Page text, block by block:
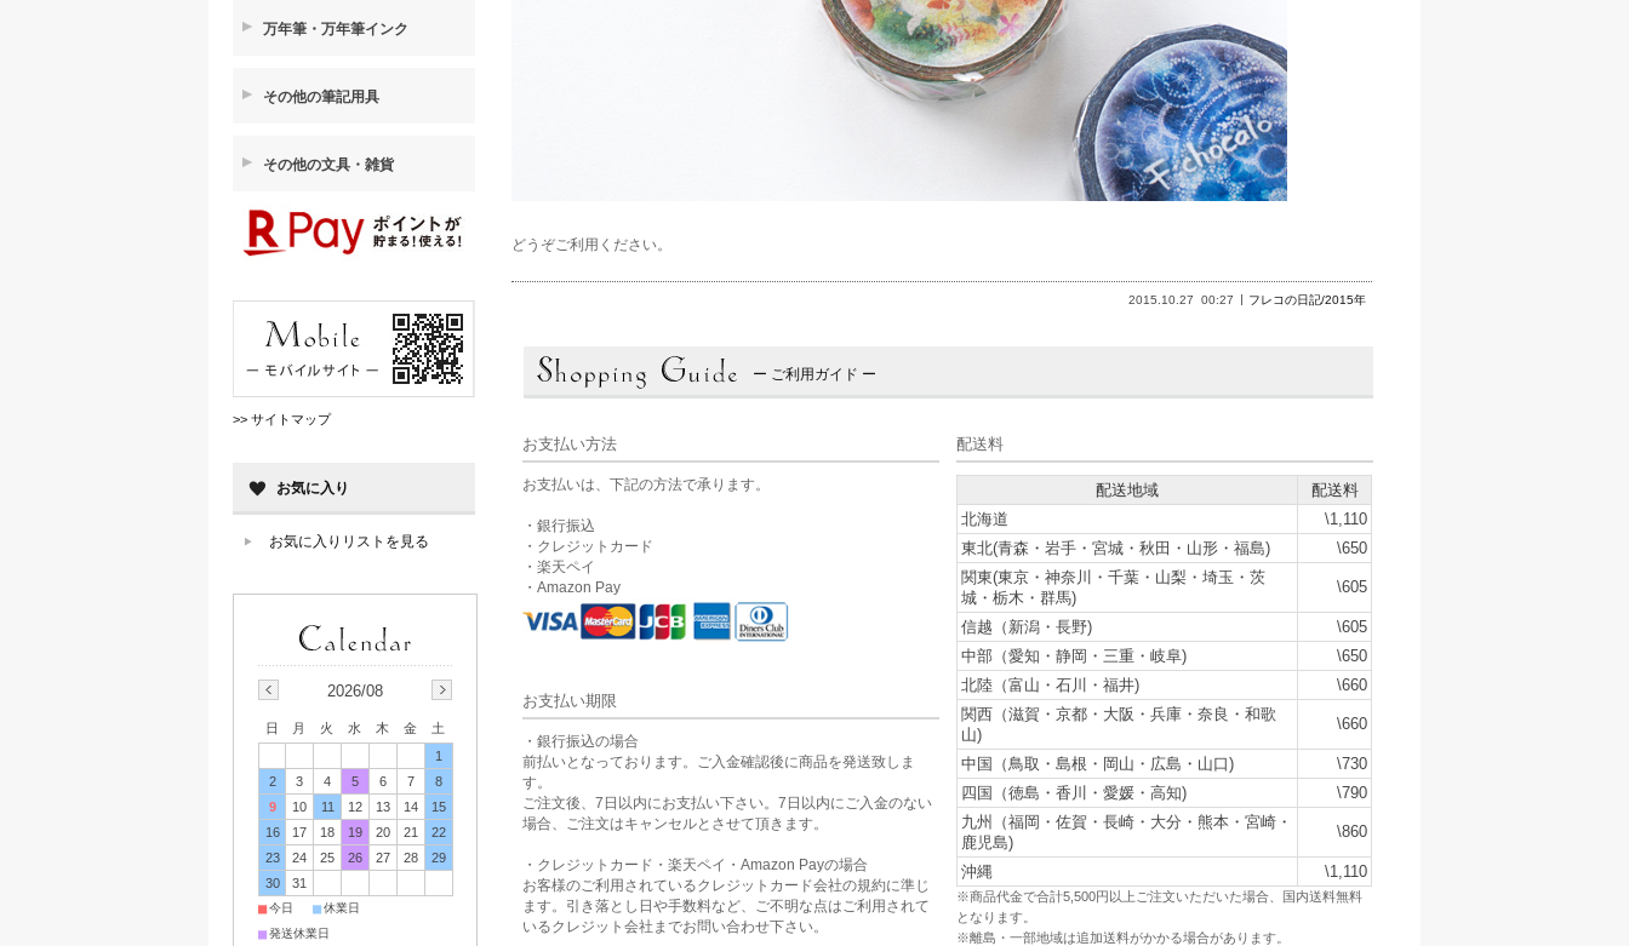
どうぞご利用ください。
2015.10.27 00:27 フレコの日記/2015年
ー ご利用ガイド ー
お支払い方法
お支払いは、下記の方法で承ります。
・銀行振込
・クレジットカード
・楽天ペイ
・Amazon Pay
お支払い期限
・銀行振込の場合
前払いとなっております。ご入金確認後に商品を発送致しま
す。
ご注文後、7日以内にお支払い下さい。7日以内にご入金のない
場合、ご注文はキャンセルとさせて頂きます。
・クレジットカード・楽天ペイ・Amazon Payの場合
お客様のご利用されているクレジットカード会社の規約に準じ
ます。引き落とし日や手数料など、ご不明な点はご利用されて
いるクレジット会社までお問い合わせ下さい。
配送料
配送地域
配送料
北海道
\1,110
東北(青森・岩手・宮城・秋田・山形・福島)
\650
関東(東京・神奈川・千葉・山梨・埼玉・茨
城・栃木・群馬)
\605
信越（新潟・長野)
\605
中部（愛知・静岡・三重・岐阜)
\650
北陸（富山・石川・福井)
\660
関西（滋賀・京都・大阪・兵庫・奈良・和歌
山)
\660
中国（鳥取・島根・岡山・広島・山口)
\730
四国（徳島・香川・愛媛・高知)
\790
九州（福岡・佐賀・長崎・大分・熊本・宮崎・
鹿児島)
\860
沖縄 \1,110
※商品代金で合計5,500円以上ご注文いただいた場合、国内送料無料
となります。
※離島・一部地域は追加送料がかかる場合があります。
万年筆・万年筆インク
その他の筆記用具
その他の文具・雑貨
>> サイトマップ
お気に入り
お気に入りリストを見る
2026/08
日 月 火 水 木 金
土
1
2
3 4 5 6 7
8
9
10 11 12 13 14
15
16
17 18 19 20 21
22
23
24 25 26 27 28
29
30
31
■今日 ■休業日
■発送休業日